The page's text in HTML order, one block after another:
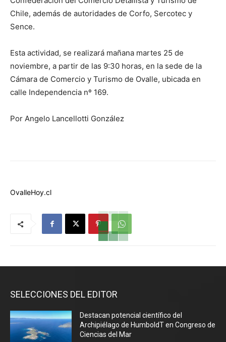
Chile, además de autoridades de Corfo, Sercotec y
Sence.
Esta actividad, se realizará mañana martes 25 de
noviembre, a partir de las 9:30 horas, en la sede de la
Cámara de Comercio y Turismo de Ovalle, ubicada en
calle Independencia nº 169.
Por Angelo Lancellotti González
OvalleHoy.cl
SELECCIONES DEL EDITOR
Destacan potencial científico del
Archipiélago de HumboldT en Congreso de
Ciencias del Mar